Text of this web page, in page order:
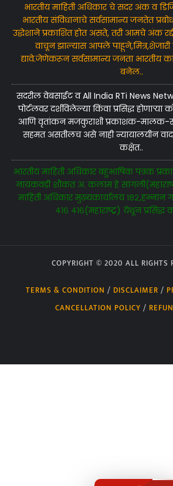
भारतीय माहिती अधिकार चे सदर अंक व
भारतीय संविधानाचे सर्वसामान्य जनतेत
उद्धेशाने प्रकाशित होत असते, तरी आमचे अंक
वाचून झाल्यास आपले पाहूने,मित्र,शेजारी
द्यावे.जेणेकरून सर्वसामान्य जनता भारतीय
बनेल..
सदरील वेबसाईट व All India RTi News
पोर्टलवर दर्शविलेल्या किंवा प्रसिद्ध होणाऱ्या
आणि वृतांकन मजकुराशी प्रकाशक-मालक-
सहमत असतीलच असे नाही न्यायालयीन
कक्षेत..
भारतीय माहिती अधिकार बहुभाषिक पत्रक
नायकवड़ी शौकत अ. कलाम हे
माहिती अधिकार मुख्यकार्यालय
४१६ ४१६(महाराष्ट्र) येथून
COPYRIGHT © 2020 ALL RIGHTS
TERMS & CONDITION / DISCLAIMER /
CANCELLATION POLICY /